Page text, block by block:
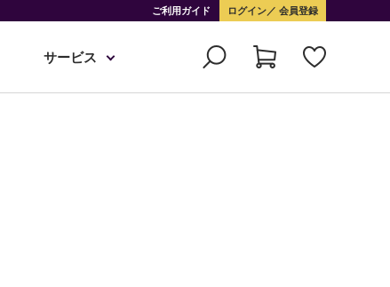
ご利用ガイド ログイン 会員登録
サービス